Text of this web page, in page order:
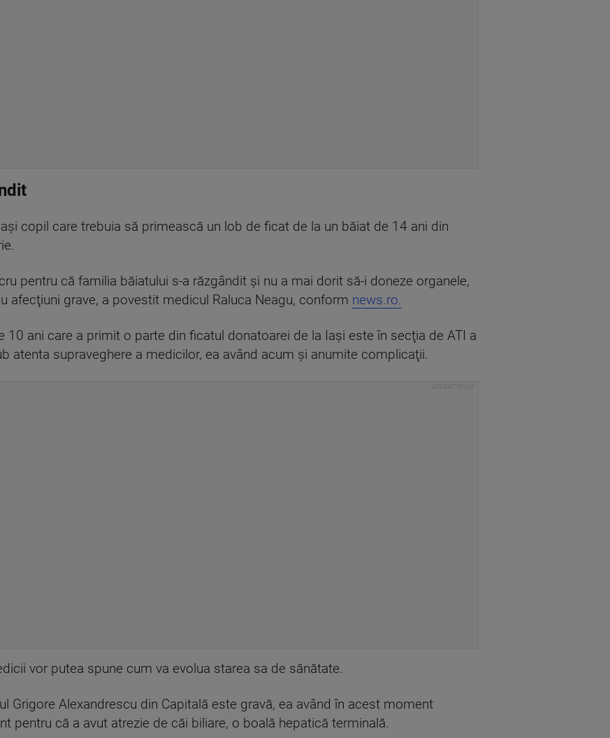
copil care trebuia să primească un lob de ficat de la un băiat de 14 ani din
pentru că familia băiatului s-a răzgândit şi nu a mai dorit să-i doneze organele,
afecţiuni grave, a povestit medicul Raluca Neagu, conform news.ro.
ani care a primit o parte din ficatul donatoarei de la Iaşi este în secţia de ATI a
atenta supraveghere a medicilor, ea având acum şi anumite complicaţii.
vor putea spune cum va evolua starea sa de sănătate.
Grigore Alexandrescu din Capitală este gravă, ea având în acest moment
pentru că a avut atrezie de căi biliare, o boală hepatică terminală.